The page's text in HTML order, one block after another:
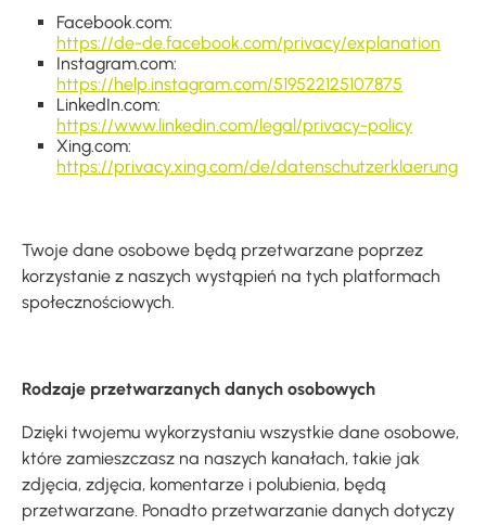
Facebook.com:
https://de-de.facebook.com/privacy/explanation
Instagram.com:
https://help.instagram.com/519522125107875
LinkedIn.com:
https://www.linkedin.com/legal/privacy-policy
Xing.com:
https://privacy.xing.com/de/datenschutzerklaerung
Twoje dane osobowe będą przetwarzane poprzez
korzystanie z naszych wystąpień na tych platformach
społecznościowych.
Rodzaje przetwarzanych danych osobowych
Dzięki twojemu wykorzystaniu wszystkie dane osobowe,
które zamieszczasz na naszych kanałach, takie jak
zdjęcia, zdjęcia, komentarze i polubienia, będą
przetwarzane. Ponadto przetwarzanie danych dotyczy